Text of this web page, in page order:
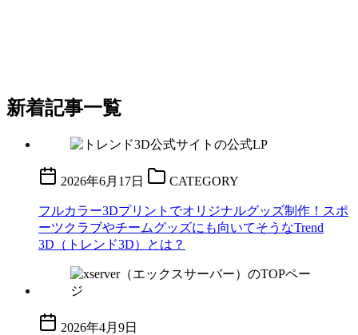
新着記事一覧
2026年6月17日 CATEGORY
フルカラー3Dプリントでオリジナルグッズ制作！スポ
ーツクラブやチームグッズにも向いてそうなTrend
3D（トレンド3D）とは？
2026年4月9日